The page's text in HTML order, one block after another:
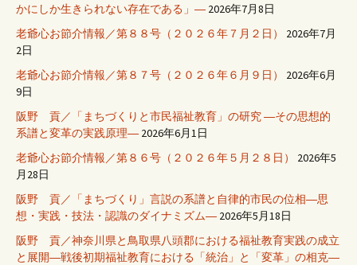
かにしか生きられない存在である」― 2026年7月8日
老爺心お節介情報／第８８号（２０２６年７月２日）
2026年7月
2日
老爺心お節介情報／第８７号（２０２６年６月９日）
2026年6月
9日
阪野 貢／「まちづくりと市民福祉教育」の研究 ―その思想的
系譜と変革の実践原理― 2026年6月1日
老爺心お節介情報／第８６号（２０２６年５月２８日）
2026年5
月28日
阪野 貢／「まちづくり」言説の系譜と自律的市民の位相―思
想・実践・技法・認識のダイナミズム― 2026年5月18日
阪野 貢／神奈川県と鳥取県八頭郡における福祉教育実践の成立
と展開―戦後初期福祉教育における「統治」と「変革」の相克―